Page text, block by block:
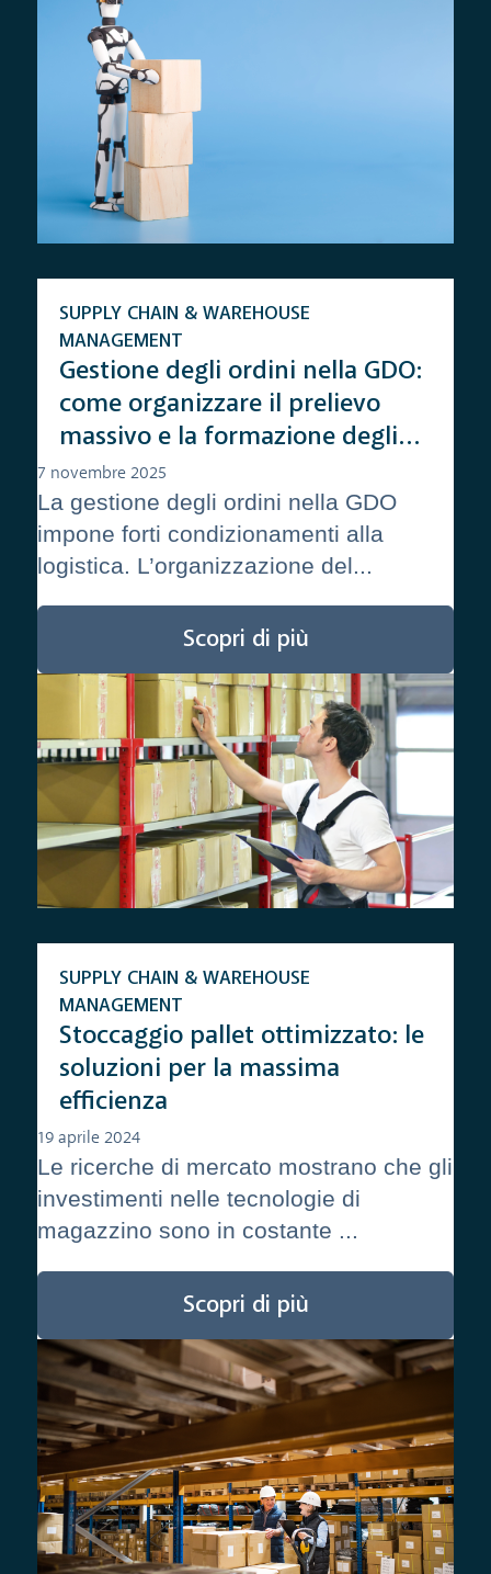
Gestione degli ordini nella GDO:
come organizzare il prelievo
massivo e la formazione degli
ordini
SUPPLY CHAIN & WAREHOUSE
MANAGEMENT
7 novembre 2025
La gestione degli ordini nella GDO
impone forti condizionamenti alla
logistica. L’organizzazione del...
Scopri di più
Stoccaggio pallet ottimizzato: le
soluzioni per la massima
efficienza
SUPPLY CHAIN & WAREHOUSE
MANAGEMENT
19 aprile 2024
Le ricerche di mercato mostrano che gli
investimenti nelle tecnologie di
magazzino sono in costante ...
Scopri di più